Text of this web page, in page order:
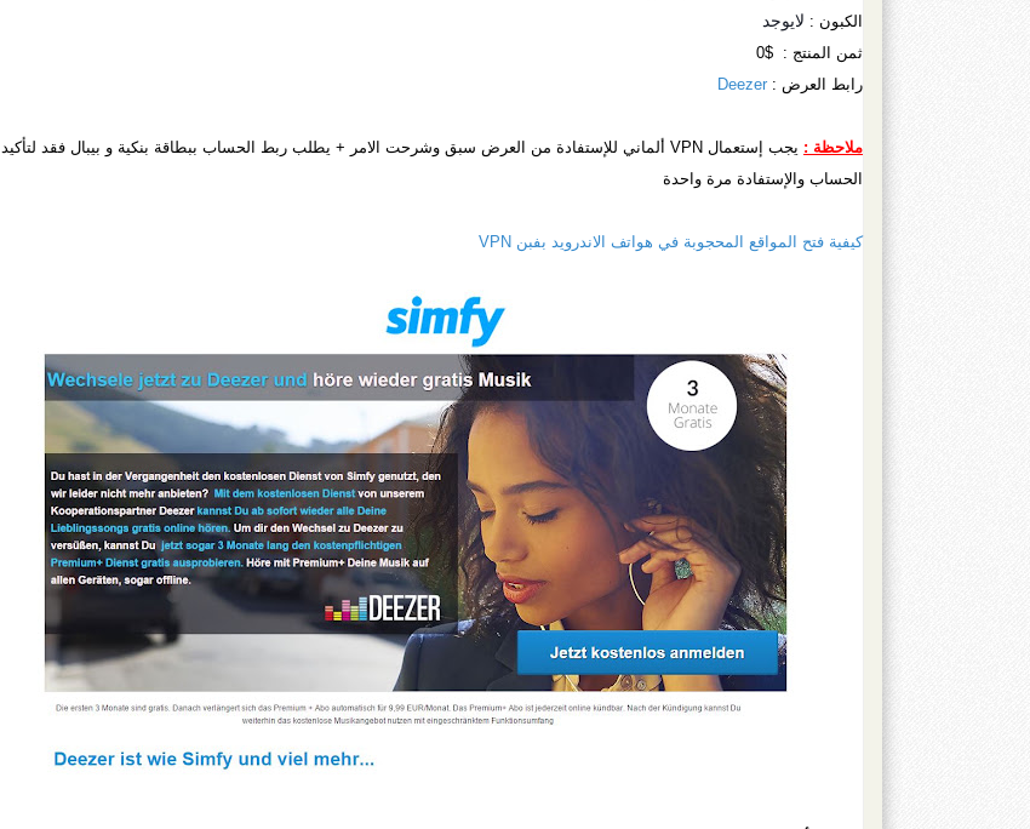
الكبون : لايوجد
ثمن المنتج : $0
رابط العرض : Deezer
ملاحظة :
يجب إستعمال VPN ألماني للإستفادة من العرض سبق وشرحت الامر + يطلب ربط الحساب ببطاقة بنكية و بيبال فقد لتأكيد
الحساب والإستفادة مرة واحدة
كيفية فتح المواقع المحجوبة في هواتف الاندرويد بفبن VPN